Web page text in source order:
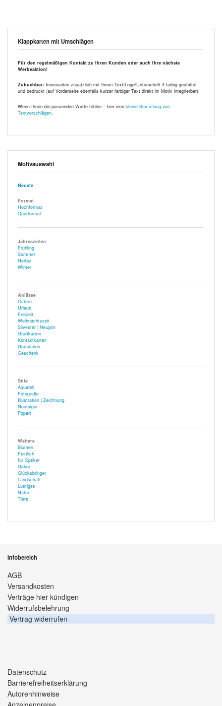
Klappkarten mit Umschlägen
Für den regelmäßigen Kontakt zu Ihren Kunden oder auch Ihre nächste
Werbeaktion!
Zubuchbar: Innenseiten zusätzlich mit Ihrem Text/Logo/Unterschrift 4-farbig gestaltet
und bedruckt (auf Vorderseite ebenfalls kurzer farbiger Text direkt im Motiv integrierbar).
Wenn Ihnen die passenden Worte fehlen – hier eine kleine Sammlung von
Textvorschlägen
Motivauswahl
Neuste
Format
Hochformat
Querformat
Jahreszeiten
Frühling
Sommer
Herbst
Winter
Anlässe
Ostern
Urlaub
Freizeit
Weihnachtszeit
Silvester | Neujahr
Grußkarten
Kontaktkarten
Gratulation
Geschenk
Stile
Aquarell
Fotografie
Illustration | Zeichnung
Nostalgie
Popart
Weitere
Blumen
Festlich
für Optiker
Gehör
Glücksbringer
Landschaft
Lustiges
Natur
Tiere
Infobereich
AGB
Versandkosten
Verträge hier kündigen
Widerrufsbelehrung
Vertrag widerrufen
Datenschutz
Barrierefreiheitserklärung
Autorenhinweise